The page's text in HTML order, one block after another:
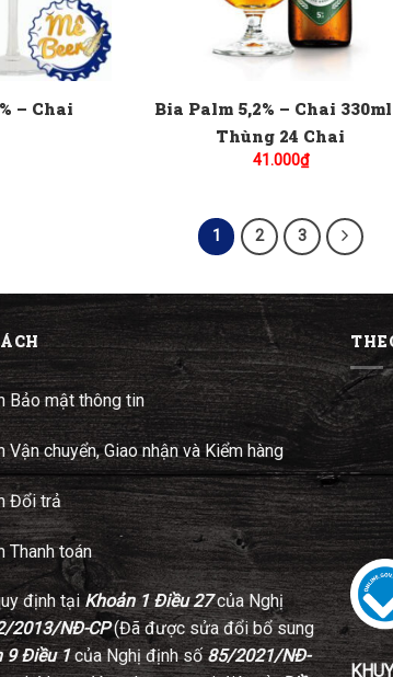
– Chai
Bia Palm 5,2% – Chai
Thùng 24 Chai
41.000₫
1 2 3
Bảo mật thông tin
Vận chuyển, Giao nhận và Kiểm hàng
Đổi trả
Thanh toán
định tạiKhoản 1 Điều 27của Nghị
2013/NĐ-CP(Đã được sửa đổi bổ sung
9 Điều 1của Nghị định số85/2021/NĐ-